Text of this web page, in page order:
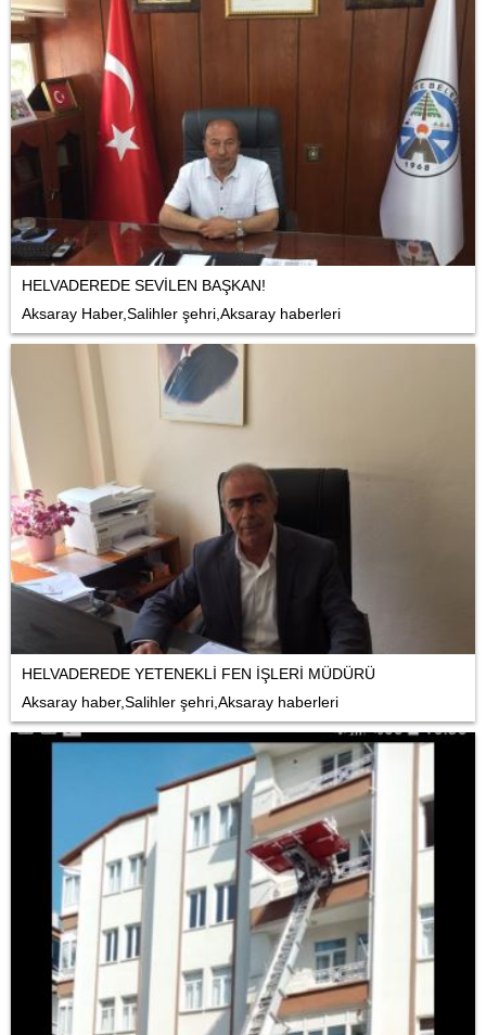
HELVADEREDE SEVİLEN BAŞKAN!
Aksaray Haber,Salihler şehri,Aksaray haberleri
HELVADEREDE YETENEKLİ FEN İŞLERİ MÜDÜRÜ
Aksaray haber,Salihler şehri,Aksaray haberleri